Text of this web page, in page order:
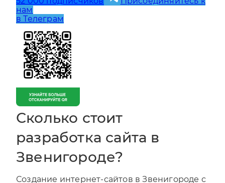
52 000 подписчиков
нам
Сколько стоит
разработка сайта в
Звенигороде?